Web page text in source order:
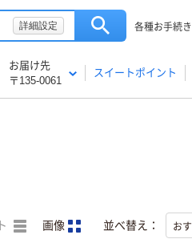
詳細設定 各種お手続き
お届け先
〒135-0061
スイートポイント
画像 並べ替え：